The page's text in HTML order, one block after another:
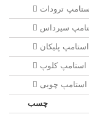
استامپ ترودات
سيرداس
استامپ پلیکان
استامپ کلوپ
استامپ چوبی
چسب